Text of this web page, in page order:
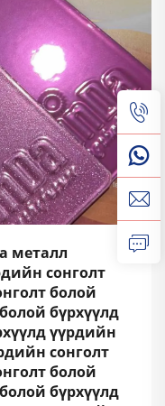
металл
сонголт
болой
бүрхүүлд
үүрдийн
сонголт
болой
бүрхүүлд